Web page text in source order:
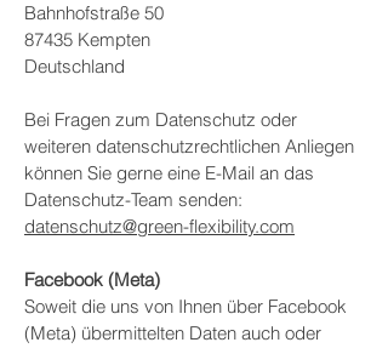
Bahnhofstraße 50
87435 Kempten
Deutschland
Bei Fragen zum Datenschutz oder
weiteren datenschutzrechtlichen Anliegen
können Sie gerne eine E-Mail an das
Datenschutz-Team senden:
datenschutz@green-flexibility.com
Facebook (Meta)
Soweit die uns von Ihnen über Facebook
(Meta) übermittelten Daten auch oder